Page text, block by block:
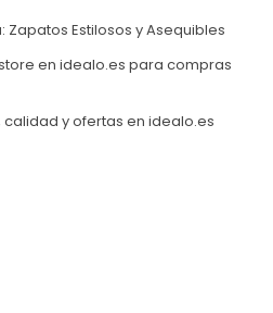
Zapatos Estilosos y Asequibles
en idealo.es para compras
calidad y ofertas en idealo.es